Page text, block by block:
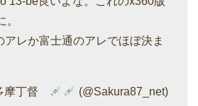
レか富士通のアレでほぼ決ま
摩丁督
(@Sakura87_net)